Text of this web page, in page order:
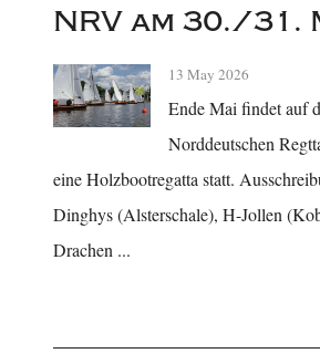
NRV am 30./31.
13 May 2026
Ende Mai findet auf
Norddeutschen
eine Holzbootregatta statt.
Dinghys (Alsterschale), H-Jollen
Drachen ...